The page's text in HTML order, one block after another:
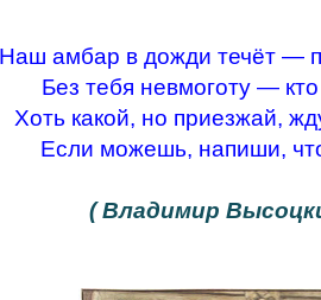
Наш амбар в дожди течёт —
Без тебя невмоготу —
Хоть какой, но приезжай,
Если можешь, напиши,
( Владимир